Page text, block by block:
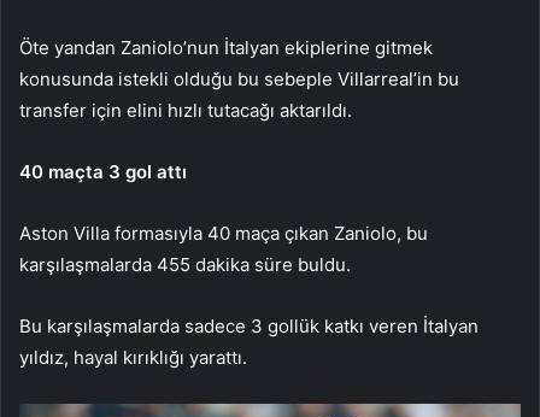
Öte yandan Zaniolo’nun İtalyan ekiplerine gitmek
konusunda istekli olduğu bu sebeple Villarreal’in bu
transfer için elini hızlı tutacağı aktarıldı.
40 maçta 3 gol attı
Aston Villa formasıyla 40 maça çıkan Zaniolo, bu
karşılaşmalarda 455 dakika süre buldu.
Bu karşılaşmalarda sadece 3 gollük katkı veren İtalyan
yıldız, hayal kırıklığı yarattı.